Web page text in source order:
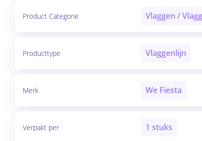
Product Categorie Vlaggen /
Producttype Vlaggenlijn
Merk We Fiesta
Verpakt per 1 stuks